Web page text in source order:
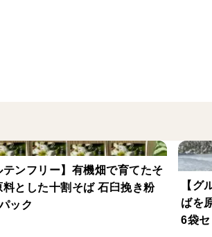
しないで保管してくださいね。玄関の
と、カボチャは傷みやすくなってきま
。大人数で分ける、お裾分けされるな
テンフリー】有機畑で育てたそ
料とした十割そば 石臼挽き粉
ック
【グ
ばを
6袋セ